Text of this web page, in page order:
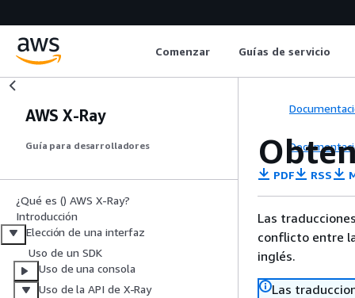
Comenzar Guías de servicio
AWS X-Ray
Guía para desarrolladores
¿Qué es () AWS X-Ray?
Introducción
Elección de una interfaz
Uso de un SDK
Uso de una consola
Uso de la API de X-Ray
PDF RSS
Las
conflicto entre
inglés.
Las